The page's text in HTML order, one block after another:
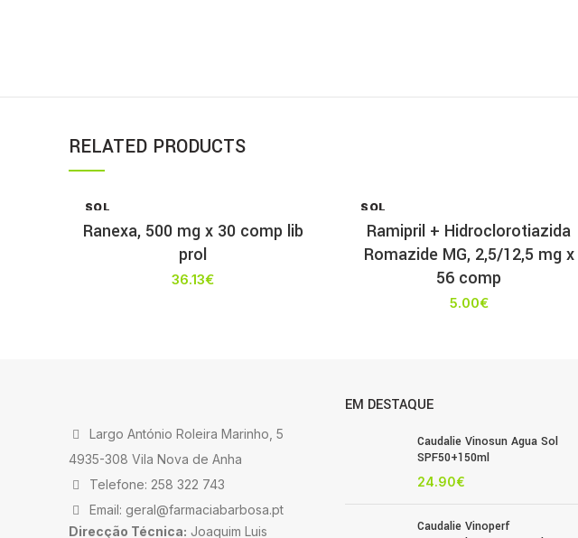
RELATED PRODUCTS
SOL
T
Ranexa, 500 mg x 30 comp lib
prol
36.13€
SOL
T
Ramipril + Hidroclorotiazida
Romazide MG, 2,5/12,5 mg x
56 comp
5.00€
Largo António Roleira Marinho, 5
4935-308 Vila Nova de Anha
Telefone: 258 322 743
Email: geral@farmaciabarbosa.pt
Direcção Técnica: Joaquim Luis
EM DESTAQUE
Caudalie Vinosun Agua Sol
SPF50+150ml
24.90€
Caudalie Vinoperf